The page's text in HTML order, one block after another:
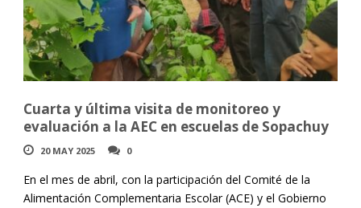
Cuarta y última visita de monitoreo y
evaluación a la AEC en escuelas de Sopachuy
20 MAY 2025 0
En el mes de abril, con la participación del Comité de la
Alimentación Complementaria Escolar (ACE) y el Gobierno